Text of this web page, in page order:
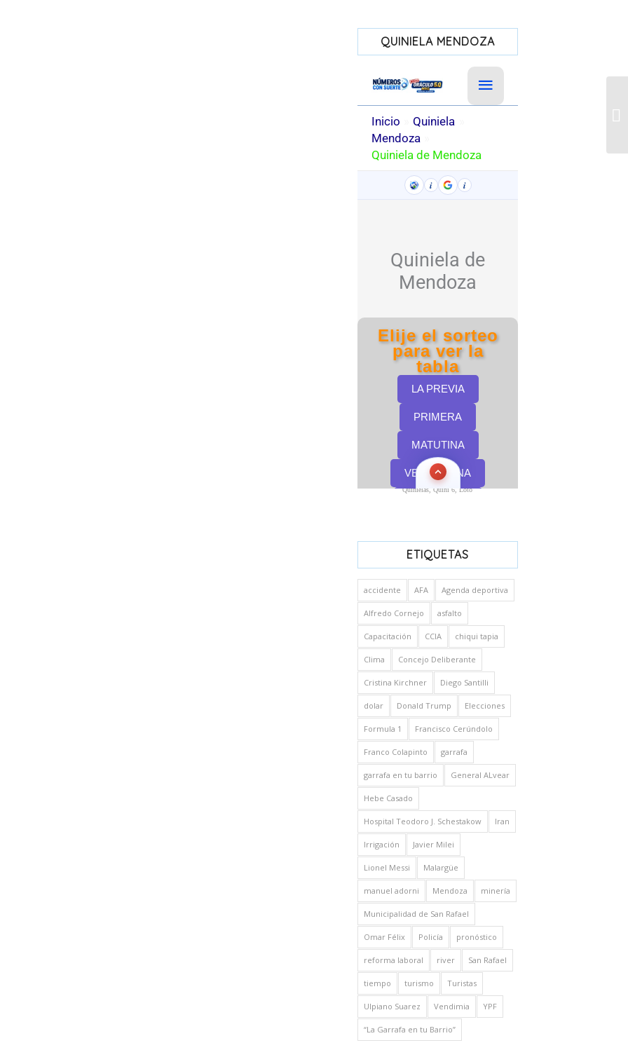
QUINIELA MENDOZA
Quinielas, Quini 6, Loto
ETIQUETAS
accidente AFA Agenda deportiva
Alfredo Cornejo asfalto
Capacitación CCIA chiqui tapia
Clima Concejo Deliberante
Cristina Kirchner Diego Santilli
dolar Donald Trump Elecciones
Formula 1 Francisco Cerúndolo
Franco Colapinto garrafa
garrafa en tu barrio General ALvear
Hebe Casado
Hospital Teodoro J. Schestakow Iran
Irrigación Javier Milei
Lionel Messi Malargüe
manuel adorni Mendoza minería
Municipalidad de San Rafael
Omar Félix Policía pronóstico
reforma laboral river San Rafael
tiempo turismo Turistas
Ulpiano Suarez Vendimia YPF
“La Garrafa en tu Barrio”